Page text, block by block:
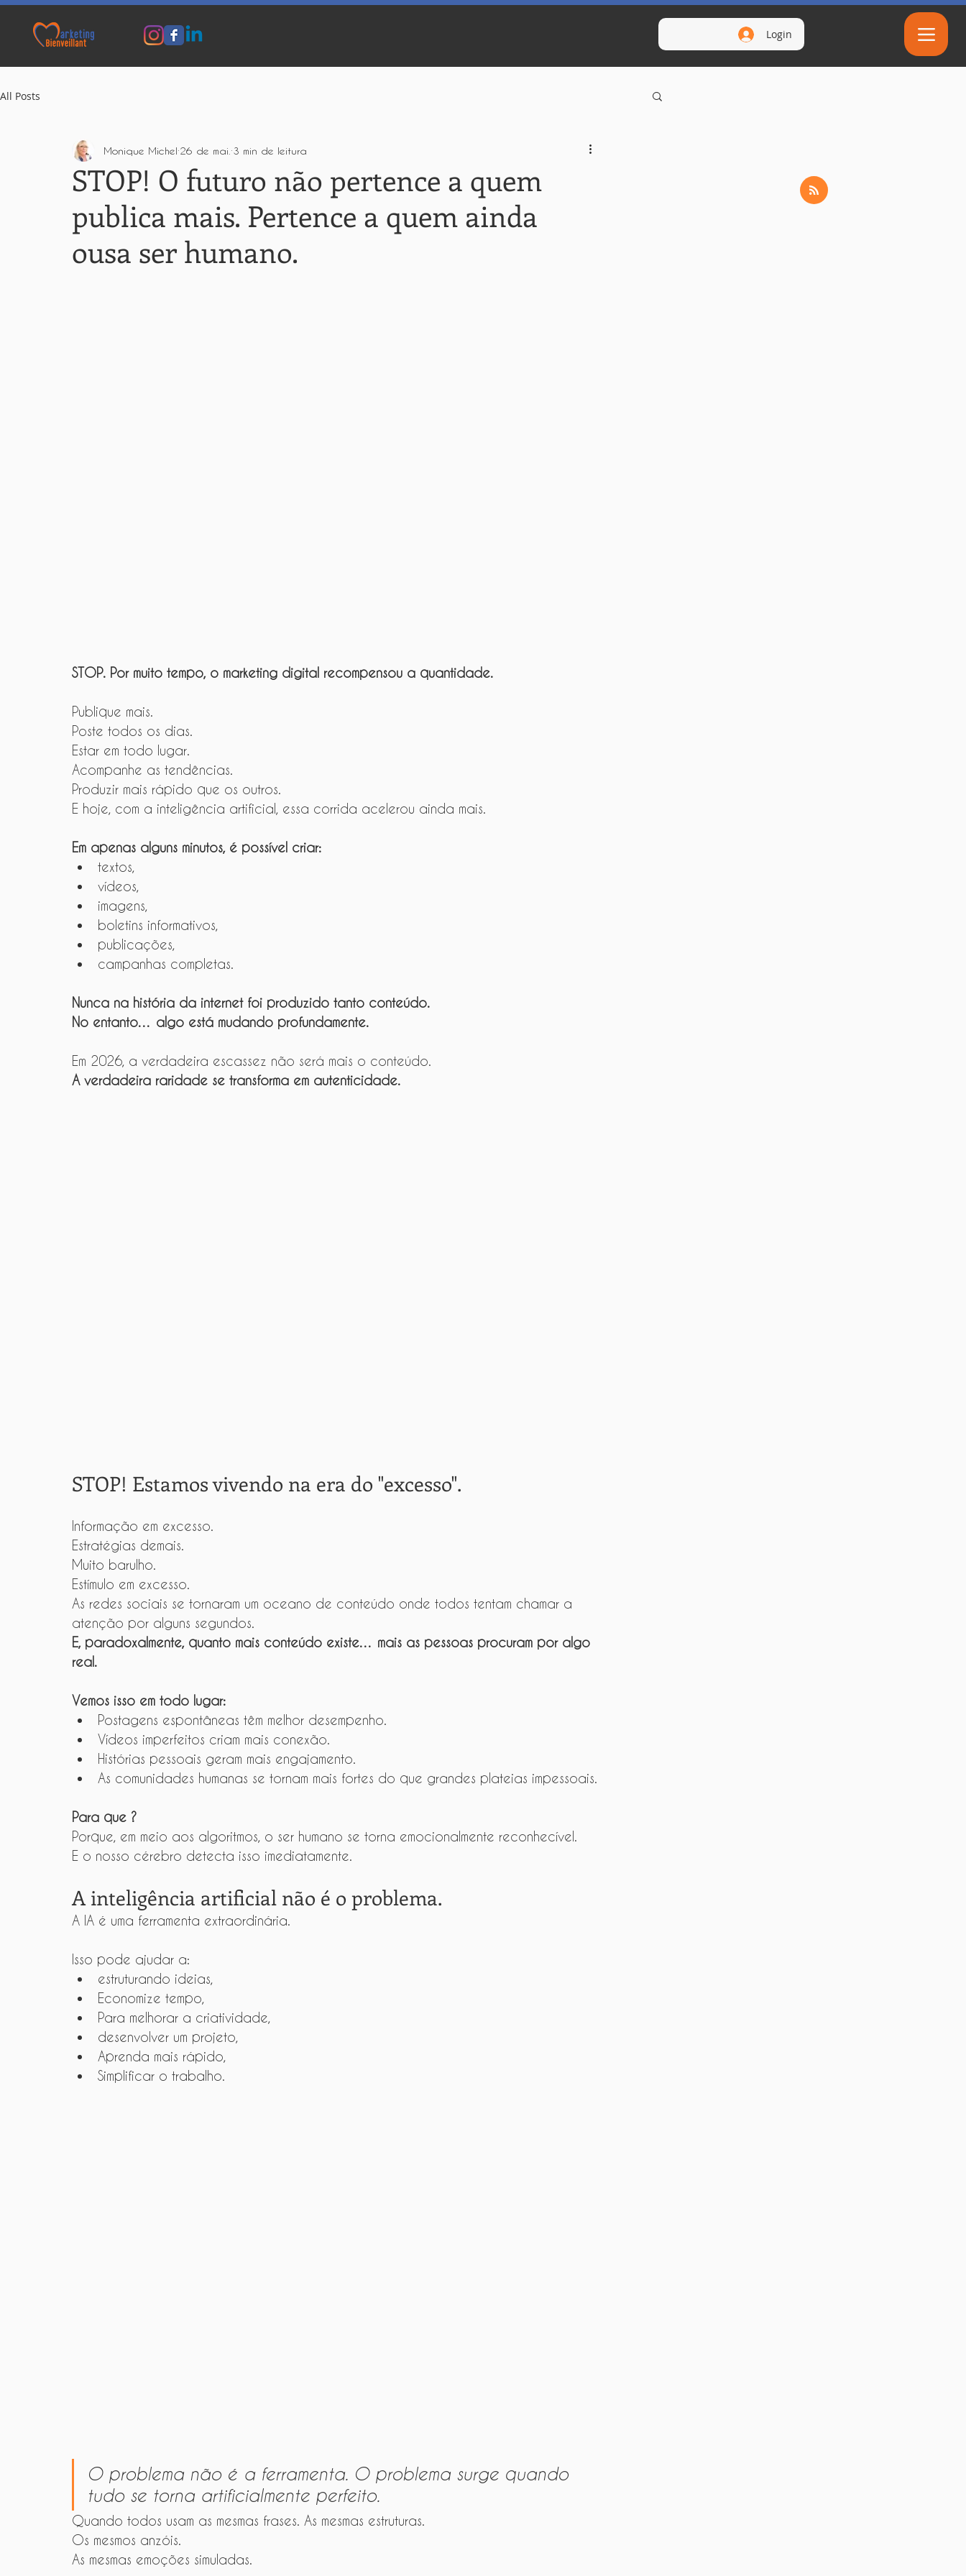
Login
All Posts
STOP! O futuro não pertence a quem
publica mais. Pertence a quem ainda
ousa ser humano.
Monique Michel 26 de mai. 3 min de leitura
STOP. Por muito tempo, o marketing digital recompensou a quantidade.
Publique mais.
Poste todos os dias.
Estar em todo lugar.
Acompanhe as tendências.
Produzir mais rápido que os outros.
E hoje, com a inteligência artificial, essa corrida acelerou ainda mais.
Em apenas alguns minutos, é possível criar:
textos,
vídeos,
imagens,
boletins informativos,
publicações,
campanhas completas.
Nunca na história da internet foi produzido tanto conteúdo.
No entanto… algo está mudando profundamente.
Em 2026, a verdadeira escassez não será mais o conteúdo.
A verdadeira raridade se transforma em autenticidade.
STOP! Estamos vivendo na era do "excesso".
Informação em excesso.
Estratégias demais.
Muito barulho.
Estímulo em excesso.
As redes sociais se tornaram um oceano de conteúdo onde todos tentam chamar a
atenção por alguns segundos.
E, paradoxalmente, quanto mais conteúdo existe… mais as pessoas procuram por algo
real.
Vemos isso em todo lugar:
Postagens espontâneas têm melhor desempenho.
Vídeos imperfeitos criam mais conexão.
Histórias pessoais geram mais engajamento.
As comunidades humanas se tornam mais fortes do que grandes plateias impessoais.
Para que ?
Porque, em meio aos algoritmos, o ser humano se torna emocionalmente reconhecível.
E o nosso cérebro detecta isso imediatamente.
A inteligência artificial não é o problema.
A IA é uma ferramenta extraordinária.
Isso pode ajudar a:
estruturando ideias,
Economize tempo,
Para melhorar a criatividade,
desenvolver um projeto,
Aprenda mais rápido,
Simplificar o trabalho.
O problema não é a ferramenta. O problema surge quando
tudo se torna artificialmente perfeito.
Quando todos usam as mesmas frases. As mesmas estruturas.
Os mesmos anzóis.
As mesmas emoções simuladas.